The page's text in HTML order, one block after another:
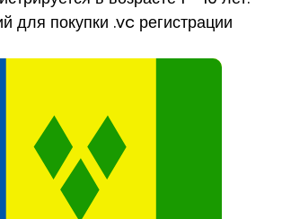
для покупки .vc регистрации